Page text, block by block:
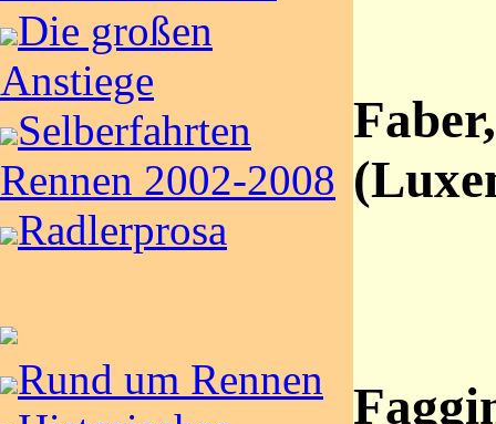
Die großen
Anstiege
Selberfahrten
Rennen 2002-2008
Radlerprosa
Rund um Rennen